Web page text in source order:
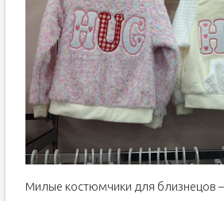
Милые костюмчики для близнецов